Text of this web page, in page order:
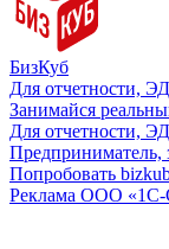
БизКуб
Для отчетности,
Занимайся
Для отчетности,
Предприниматель,
Попробовать
Реклама ООО